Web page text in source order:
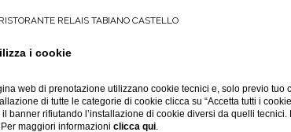
RELAIS TABIANO CASTELLO
i cookie
web di prenotazione utilizzano cookie tecnici e, solo previo
di tutte le categorie di cookie clicca su “Accetta tutti i
il banner rifiutando l’installazione di cookie diversi da quelli
maggiori informazioniclicca qui.